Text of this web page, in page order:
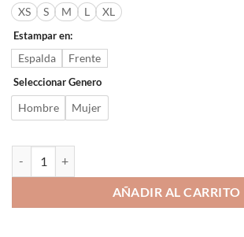
XS S M L XL
Estampar en:
Espalda Frente
Seleccionar Genero
Hombre Mujer
AÑADIR AL CARRITO